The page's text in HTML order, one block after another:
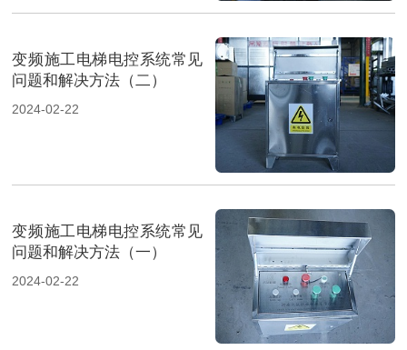
变频施工电梯电控系统常见
问题和解决方法（二）
2024-02-22
变频施工电梯电控系统常见
问题和解决方法（一）
2024-02-22